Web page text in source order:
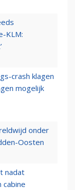
KLM:
crash klagen
mogelijk
onder
Oosten
nadat
cabine